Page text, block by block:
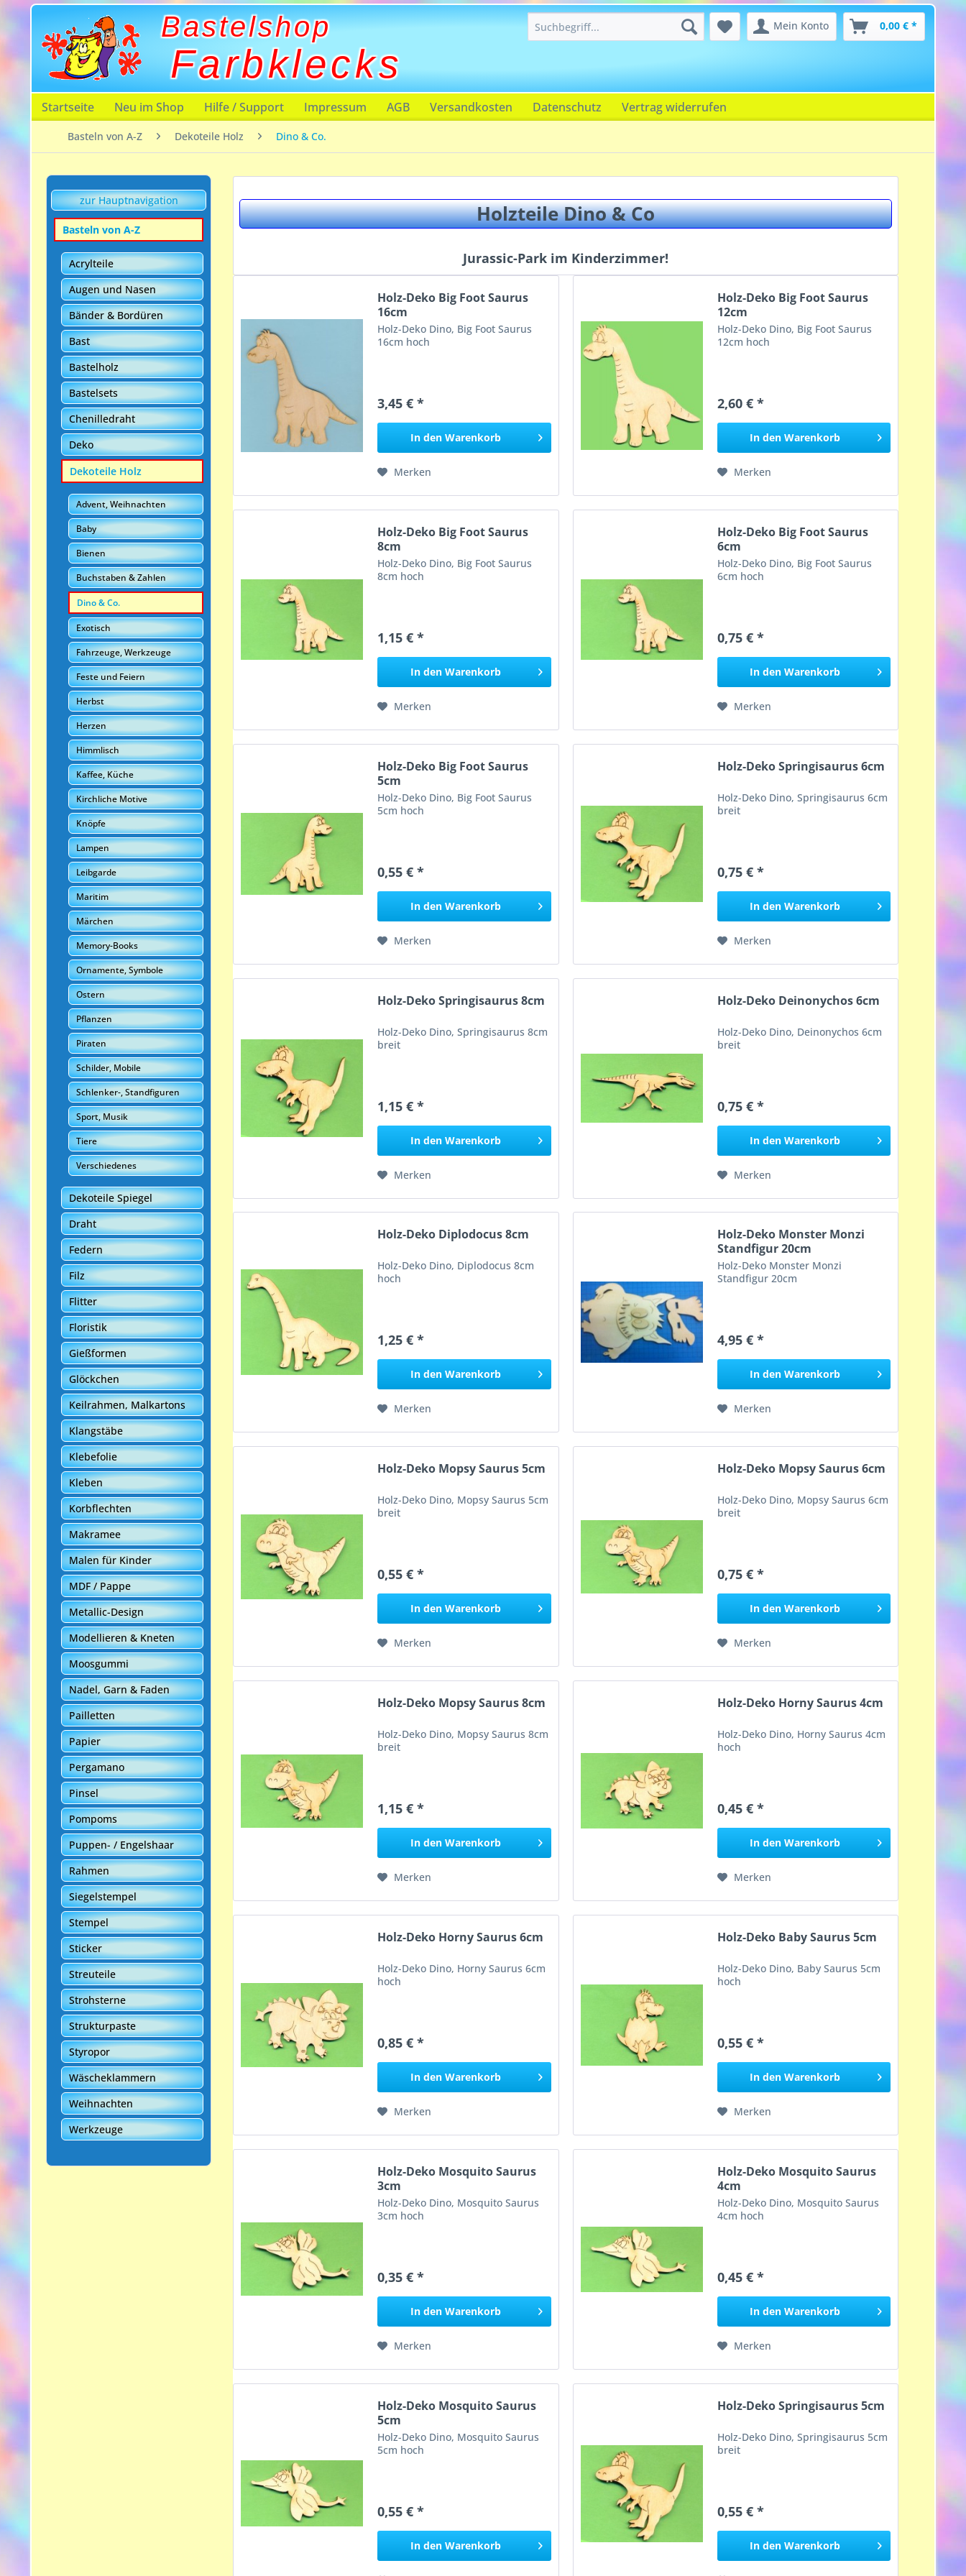
Bastelshop
Farbklecks
Mein Konto 0,00 € *
Startseite Neu im Shop Hilfe / Support Impressum AGB Versandkosten Datenschutz Vertrag widerrufen
Basteln von A-Z Dekoteile Holz Dino & Co.
zur Hauptnavigation
Basteln von A-Z
Acrylteile
Augen und Nasen
Bänder & Bordüren
Bast
Bastelholz
Bastelsets
Chenilledraht
Deko
Dekoteile Holz
Advent, Weihnachten
Baby
Bienen
Buchstaben & Zahlen
Dino & Co.
Exotisch
Fahrzeuge, Werkzeuge
Feste und Feiern
Herbst
Herzen
Himmlisch
Kaffee, Küche
Kirchliche Motive
Knöpfe
Lampen
Leibgarde
Maritim
Märchen
Memory-Books
Ornamente, Symbole
Ostern
Pflanzen
Piraten
Schilder, Mobile
Schlenker-, Standfiguren
Sport, Musik
Tiere
Verschiedenes
Dekoteile Spiegel
Draht
Federn
Filz
Flitter
Floristik
Gießformen
Glöckchen
Keilrahmen, Malkartons
Klangstäbe
Klebefolie
Kleben
Korbflechten
Makramee
Malen für Kinder
MDF / Pappe
Metallic-Design
Modellieren & Kneten
Moosgummi
Nadel, Garn & Faden
Pailletten
Papier
Pergamano
Pinsel
Pompoms
Puppen- / Engelshaar
Rahmen
Siegelstempel
Stempel
Sticker
Streuteile
Strohsterne
Strukturpaste
Styropor
Wäscheklammern
Weihnachten
Werkzeuge
Holzteile Dino & Co
Jurassic-Park im Kinderzimmer!
Holz-Deko Big Foot Saurus
16cm
Holz-Deko Dino, Big Foot Saurus
16cm hoch
3,45 € *
In den Warenkorb
Merken
Holz-Deko Big Foot Saurus
12cm
Holz-Deko Dino, Big Foot Saurus
12cm hoch
2,60 € *
In den Warenkorb
Merken
Holz-Deko Big Foot Saurus
8cm
Holz-Deko Dino, Big Foot Saurus
8cm hoch
1,15 € *
In den Warenkorb
Merken
Holz-Deko Big Foot Saurus
6cm
Holz-Deko Dino, Big Foot Saurus
6cm hoch
0,75 € *
In den Warenkorb
Merken
Holz-Deko Big Foot Saurus
5cm
Holz-Deko Dino, Big Foot Saurus
5cm hoch
0,55 € *
In den Warenkorb
Merken
Holz-Deko Springisaurus 6cm
Holz-Deko Dino, Springisaurus 6cm
breit
0,75 € *
In den Warenkorb
Merken
Holz-Deko Springisaurus 8cm
Holz-Deko Dino, Springisaurus 8cm
breit
1,15 € *
In den Warenkorb
Merken
Holz-Deko Deinonychos 6cm
Holz-Deko Dino, Deinonychos 6cm
breit
0,75 € *
In den Warenkorb
Merken
Holz-Deko Diplodocus 8cm
Holz-Deko Dino, Diplodocus 8cm
hoch
1,25 € *
In den Warenkorb
Merken
Holz-Deko Monster Monzi
Standfigur 20cm
Holz-Deko Monster Monzi
Standfigur 20cm
4,95 € *
In den Warenkorb
Merken
Holz-Deko Mopsy Saurus 5cm
Holz-Deko Dino, Mopsy Saurus 5cm
breit
0,55 € *
In den Warenkorb
Merken
Holz-Deko Mopsy Saurus 6cm
Holz-Deko Dino, Mopsy Saurus 6cm
breit
0,75 € *
In den Warenkorb
Merken
Holz-Deko Mopsy Saurus 8cm
Holz-Deko Dino, Mopsy Saurus 8cm
breit
1,15 € *
In den Warenkorb
Merken
Holz-Deko Horny Saurus 4cm
Holz-Deko Dino, Horny Saurus 4cm
hoch
0,45 € *
In den Warenkorb
Merken
Holz-Deko Horny Saurus 6cm
Holz-Deko Dino, Horny Saurus 6cm
hoch
0,85 € *
In den Warenkorb
Merken
Holz-Deko Baby Saurus 5cm
Holz-Deko Dino, Baby Saurus 5cm
hoch
0,55 € *
In den Warenkorb
Merken
Holz-Deko Mosquito Saurus
3cm
Holz-Deko Dino, Mosquito Saurus
3cm hoch
0,35 € *
In den Warenkorb
Merken
Holz-Deko Mosquito Saurus
4cm
Holz-Deko Dino, Mosquito Saurus
4cm hoch
0,45 € *
In den Warenkorb
Merken
Holz-Deko Mosquito Saurus
5cm
Holz-Deko Dino, Mosquito Saurus
5cm hoch
0,55 € *
In den Warenkorb
Holz-Deko Springisaurus 5cm
Holz-Deko Dino, Springisaurus 5cm
breit
0,55 € *
In den Warenkorb